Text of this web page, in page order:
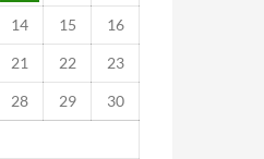
14 15 16
21 22 23
28 29 30